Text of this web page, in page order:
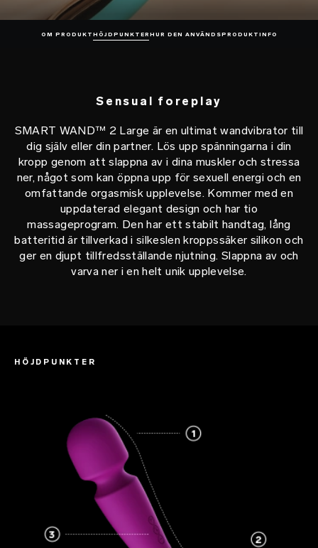
OM PRODUKT HÖJDPUNKTER HUR DEN ANVÄNDSPRODUKTINFO
Sensual foreplay
SMART WAND™ 2 Large är en ultimat wandvibrator till
dig själv eller din partner. Lös upp spänningarna i din
kropp genom att slappna av i dina muskler och stressa
ner, något som kan öppna upp för sexuell energi och en
omfattande orgasmisk upplevelse. Kommer med en
uppdaterad elegant design och har tio
massageprogram. Den har ett stabilt handtag, lång
batteritid är tillverkad i silkeslen kroppssäker silikon och
ger en djupt tillfredsställande njutning. Slappna av och
varva ner i en helt unik upplevelse.
HÖJDPUNKTER